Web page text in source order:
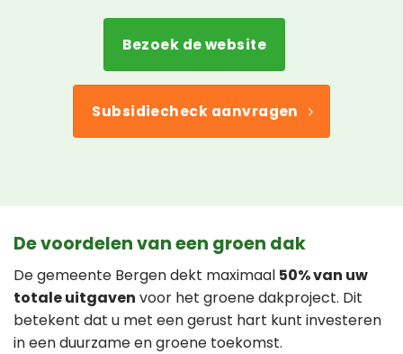
Bezoek de website
Subsidiecheck aanvragen
De voordelen van een groen dak
De gemeente Bergen dekt maximaal 50% van uw
totale uitgaven voor het groene dakproject. Dit
betekent dat u met een gerust hart kunt investeren
in een duurzame en groene toekomst.